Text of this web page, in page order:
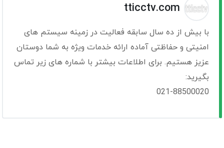
tticctv.com
با بیش از ده سال سابقه فعالیت در زمینه سیستم های
امنیتی و حفاظتی آماده ارائه خدمات ویژه به شما دوستان
عزیز هستیم. برای اطلاعات بیشتر با شماره های زیر تماس
بگیرید:
021-88500020